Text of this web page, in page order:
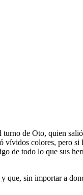
de Oto, quien
colores, pero
de todo lo que sus
sin importar a